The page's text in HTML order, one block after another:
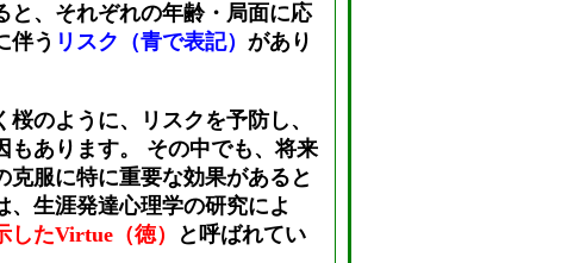
と、それぞれの年齢・局面に応
伴う リスク（青で表記） があり
のように、リスクを予防し、
もあります。 その中でも、将来
克服に特に重要な効果があると
、生涯発達心理学の研究によ
したVirtue（徳）
と呼ばれてい